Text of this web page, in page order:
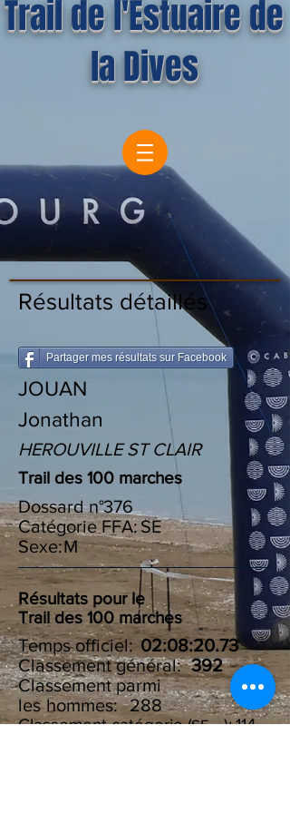
Trail de l'Estuaire de
la Dives
Résultats détaillés
Partager mes résultats sur Facebook
JOUAN
Jonathan
HEROUVILLE ST CLAIR
Trail des 100 marches
Dossard n°376
Catégorie FFA:SE
Sexe:M
Résultats pour le
Trail des 100 marches
Temps officiel: 02:08:20.73
Classement général: 392
Classement parmi
les : 288
hommes
Classement catégorie ( ):114
SE